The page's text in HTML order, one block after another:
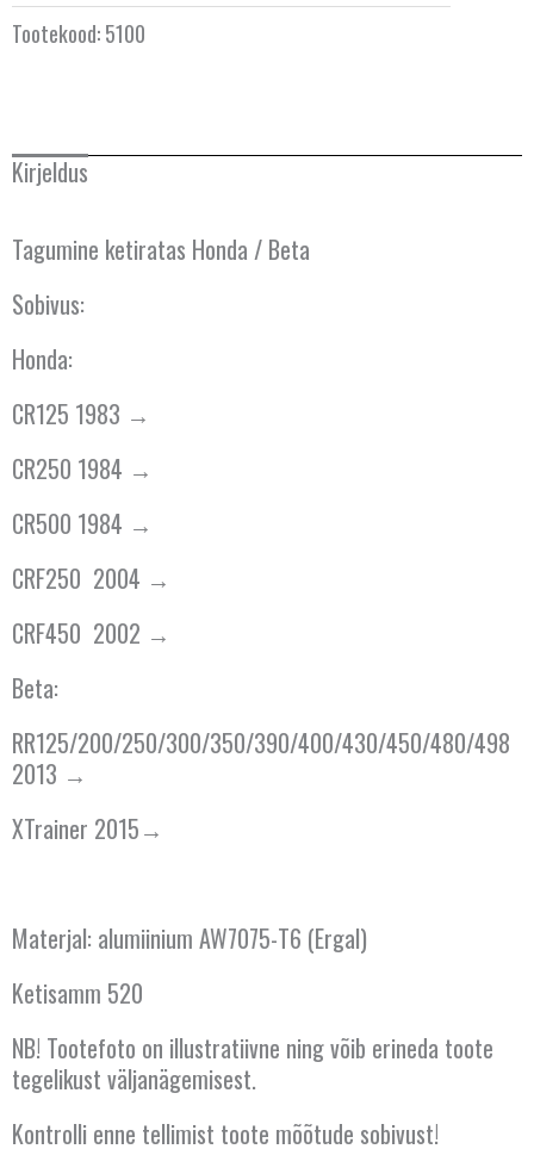
Tootekood:5100
Kirjeldus
Tagumine ketiratas Honda / Beta
Sobivus:
Honda:
CR125 1983 →
CR250 1984 →
CR500 1984 →
CRF250 2004 →
CRF450 2002 →
Beta:
RR125/200/250/300/350/390/400/430/450/480/498
2013 →
XTrainer 2015→
Materjal: alumiinium AW7075-T6 (Ergal)
Ketisamm 520
NB! Tootefoto on illustratiivne ning võib erineda toote
tegelikust väljanägemisest.
Kontrolli enne tellimist toote mõõtude sobivust!